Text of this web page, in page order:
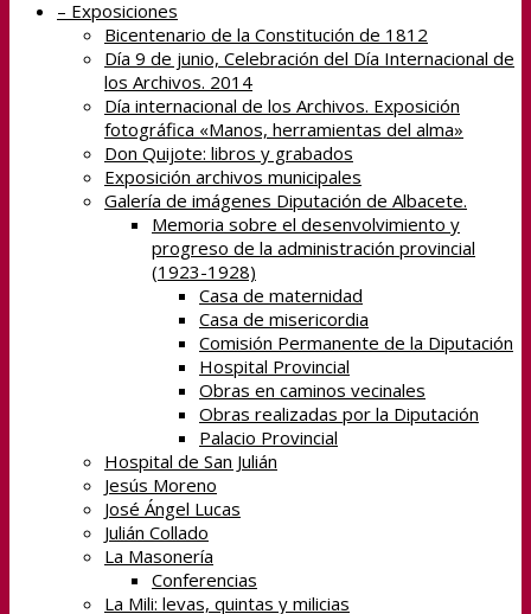
– Exposiciones
Bicentenario de la Constitución de 1812
Día 9 de junio, Celebración del Día Internacional de
los Archivos. 2014
Día internacional de los Archivos. Exposición
fotográfica «Manos, herramientas del alma»
Don Quijote: libros y grabados
Exposición archivos municipales
Galería de imágenes Diputación de Albacete.
Memoria sobre el desenvolvimiento y
progreso de la administración provincial
(1923-1928)
Casa de maternidad
Casa de misericordia
Comisión Permanente de la Diputación
Hospital Provincial
Obras en caminos vecinales
Obras realizadas por la Diputación
Palacio Provincial
Hospital de San Julián
Jesús Moreno
José Ángel Lucas
Julián Collado
La Masonería
Conferencias
La Mili: levas, quintas y milicias